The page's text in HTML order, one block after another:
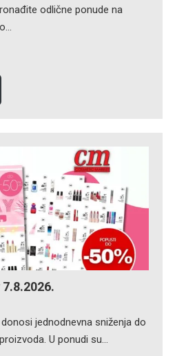
odlične ponude na
jednodnevna sniženja do
U ponudi su…